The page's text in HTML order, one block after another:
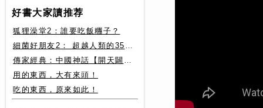
好書大家讀推荐
狐狸澡堂2：誰要吃飯糰子？
細菌好朋友2： 超越人類的35種細菌生存絕技
傳家經典：中國神話【開天闢地篇】盤古、女媧還有奇珍異獸
用的東西，大有來頭！
吃的東西，原來如此！